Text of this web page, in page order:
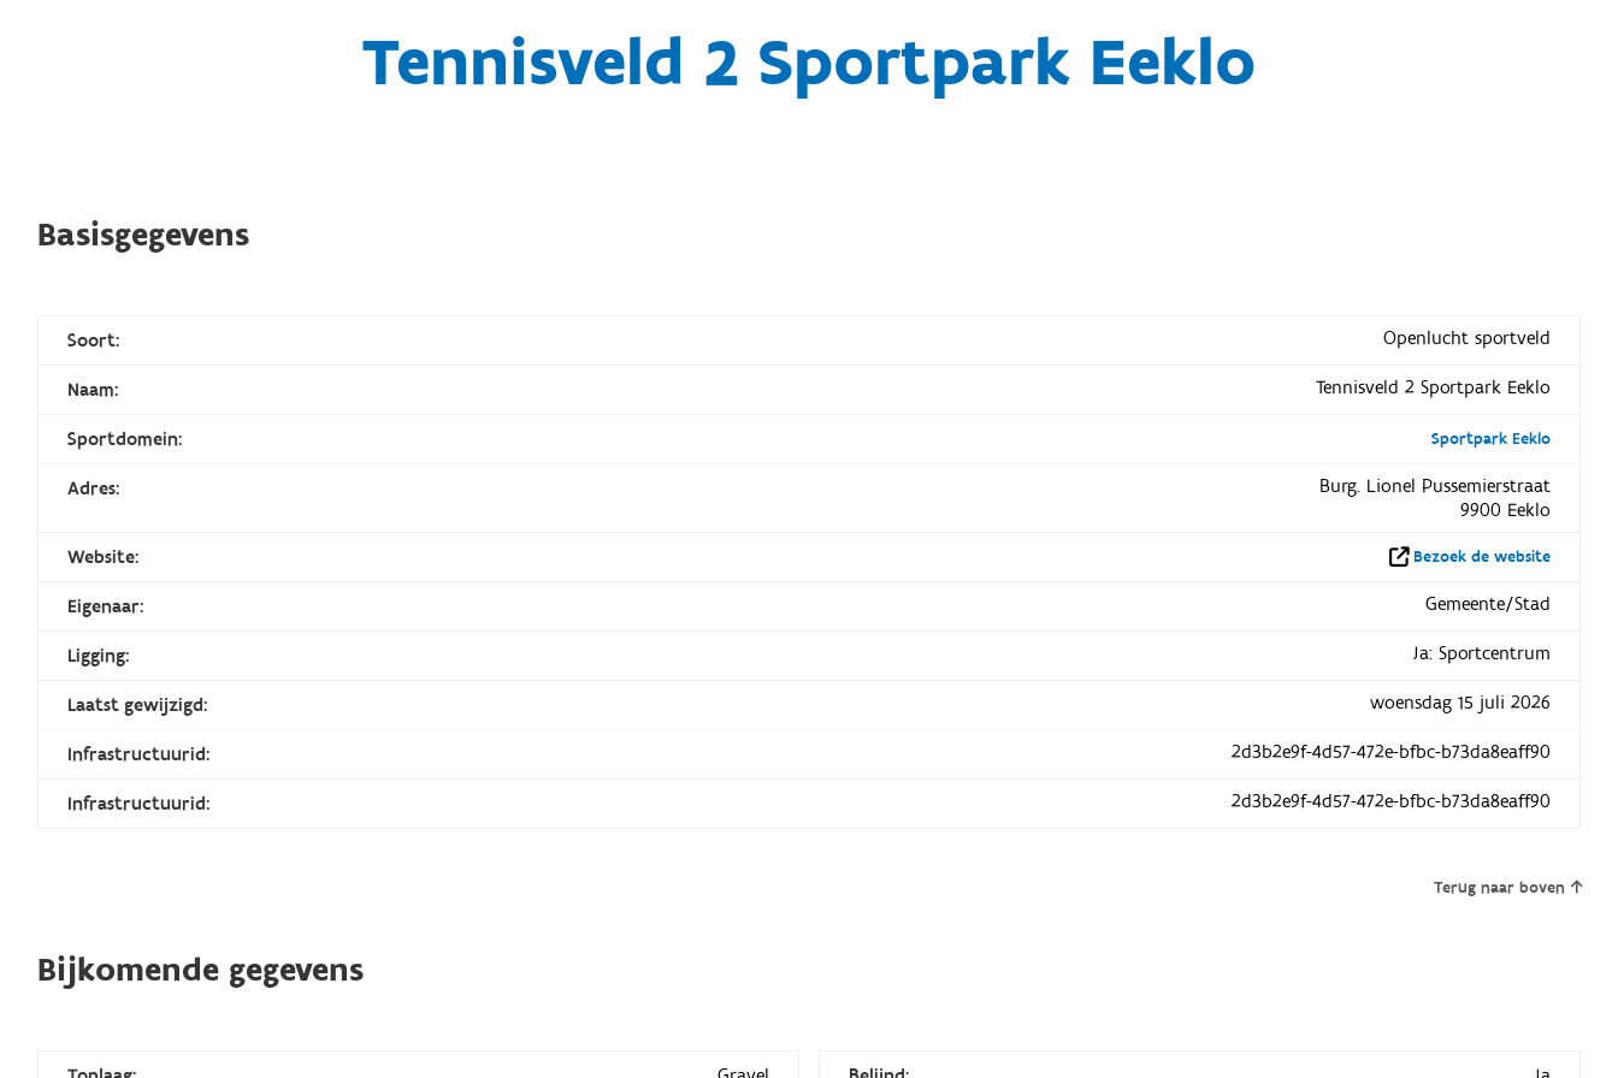
Tennisveld 2 Sportpark Eeklo
Basisgegevens
Soort: Openlucht sportveld
Naam: Tennisveld 2 Sportpark Eeklo
Sportdomein: Sportpark Eeklo
Adres:
Burg. Lionel Pussemierstraat
9900 Eeklo
Website:
Bezoek de website
Eigenaar: Gemeente/Stad
Ligging: Ja: Sportcentrum
Laatst gewijzigd: woensdag 15 juli 2026
Infrastructuurid: 2d3b2e9f-4d57-472e-bfbc-b73da8eaff90
Infrastructuurid: 2d3b2e9f-4d57-472e-bfbc-b73da8eaff90
Terug naar boven
Bijkomende gegevens